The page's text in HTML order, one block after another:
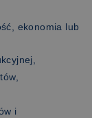
ekonomia lub
i